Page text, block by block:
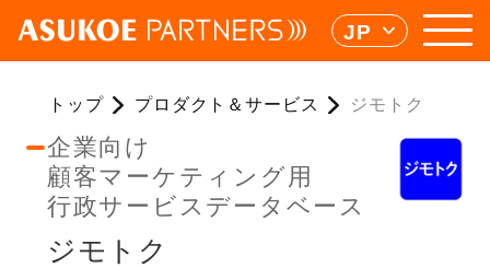
JP
トップ プロダクト＆サービス ジモトク
企業向け
顧客マーケティング用
行政サービスデータベース
ジモトク